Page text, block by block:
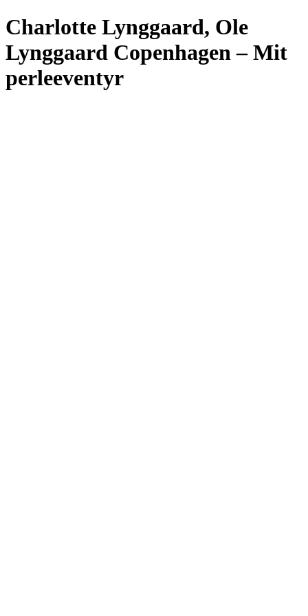
Charlotte Lynggaard, Ole
Lynggaard Copenhagen – Mit
perleeventyr